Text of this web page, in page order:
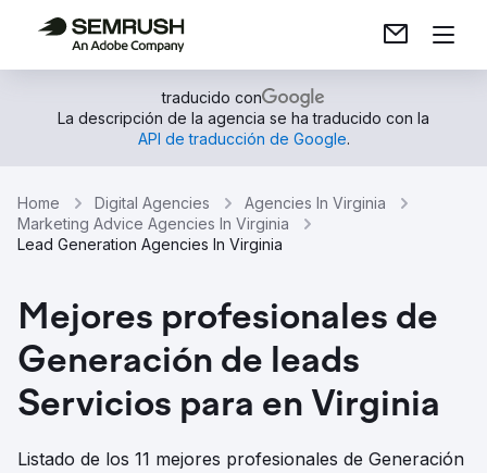
traducido con
La descripción de la agencia se ha traducido con la
API de traducción de Google.
Home Digital Agencies
Agencies In Virginia
Marketing Advice Agencies In Virginia
Lead Generation Agencies In Virginia
Mejores profesionales de
Generación de leads
Servicios para en Virginia
Listado de los 11 mejores profesionales de Generación